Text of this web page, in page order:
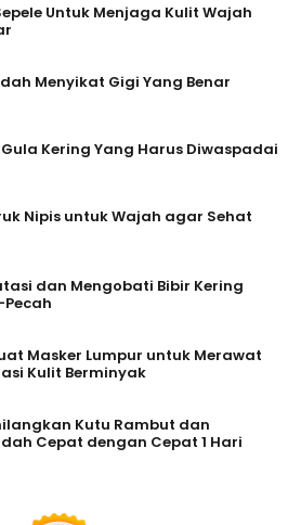
Untuk Menjaga Kulit Wajah
Menyikat Gigi Yang Benar
Kering Yang Harus Diwaspadai
Nipis untuk Wajah agar Sehat
dan Mengobati Bibir Kering
Masker Lumpur untuk Merawat
Kulit Berminyak
Kutu Rambut dan
Cepat dengan Cepat 1 Hari